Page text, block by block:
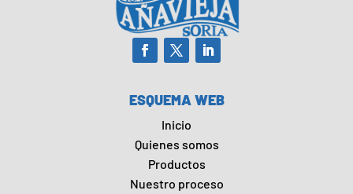
ESQUEMA WEB
Inicio
Quienes somos
Productos
Nuestro proceso